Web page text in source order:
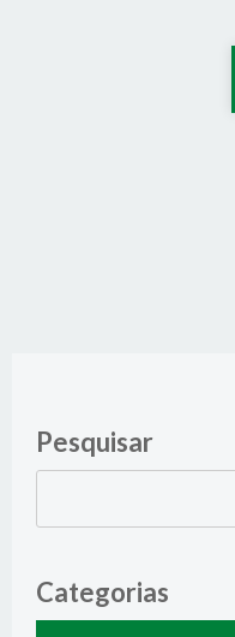
Pesquisar
Pesquisar
Categorias